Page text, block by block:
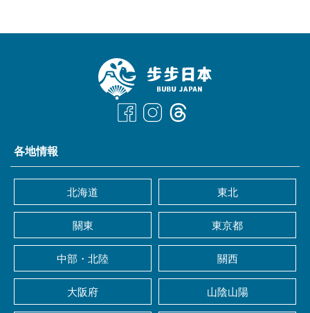
各地情報
北海道 東北
關東 東京都
中部・北陸 關西
大阪府 山陰山陽